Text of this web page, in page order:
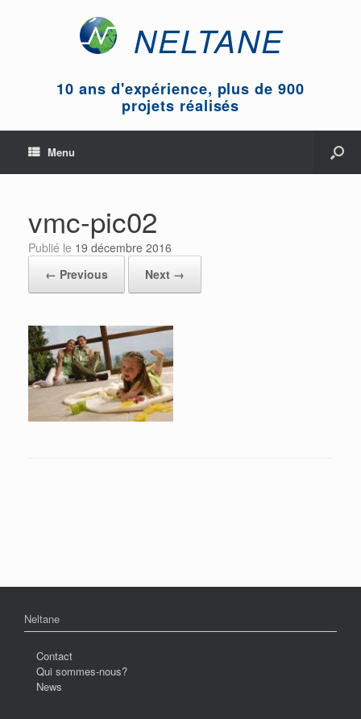
NELTANE
10 ans d'expérience, plus de 900
projets réalisés
Menu
vmc-pic02
Publié le 19 décembre 2016
← Previous
Next →
Neltane
Contact
Qui sommes-nous?
News